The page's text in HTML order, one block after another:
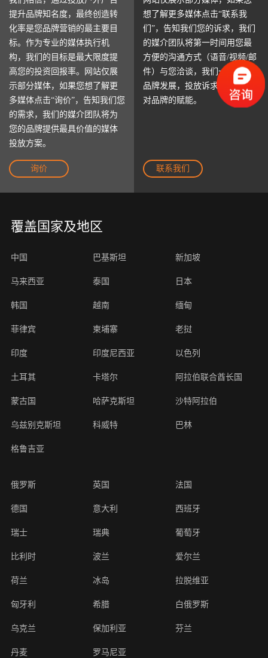
提升品牌知名度，最终创造转
化率是您品牌营销的最主要目
标。作为专业的媒体执行机
构，我们的目标是最大限度提
高您的投资回报率。网站仅展
示部分媒体，如果您想了解更
多媒体点击“询价”，告知我们您
的需求，我们的媒介团队将为
您的品牌提供最具价值的媒体
投放方案。
询价
想了解更多媒体点击“联系我
们”，告知我们您的诉求，我们
的媒介团队将第一时间用您最
方便的沟通方式（语音/视频/邮
件）与您洽谈，我们一起探讨
品牌发展，投放诉求以及我们
对品牌的赋能。
联系我们
覆盖国家及地区
中国 巴基斯坦 新加坡
马来西亚 泰国 日本
韩国 越南 缅甸
菲律宾 柬埔寨 老挝
印度 印度尼西亚 以色列
土耳其 卡塔尔 阿拉伯联合酋长国
蒙古国 哈萨克斯坦 沙特阿拉伯
乌兹别克斯坦 科威特 巴林
格鲁吉亚
俄罗斯 英国 法国
德国 意大利 西班牙
瑞士 瑞典 葡萄牙
比利时 波兰 爱尔兰
荷兰 冰岛 拉脱维亚
匈牙利 希腊 白俄罗斯
乌克兰 保加利亚 芬兰
丹麦 罗马尼亚